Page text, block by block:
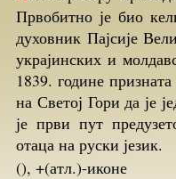
Првобитно је био
духовник Пајсије
украјинских и
1839. године
на Светој Гори да је
је први пут
отаца на руски језик.
(), +(атл.)-иконе